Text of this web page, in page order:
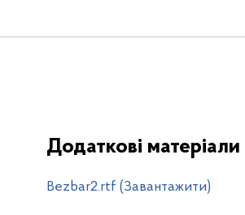
Додаткові матеріали
Bezbar2.rtf (Завантажити)